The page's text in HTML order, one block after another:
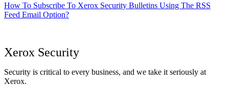
How To Subscribe To Xerox Security Bulletins Using The RSS
Feed Email Option?
Xerox Security
Security is critical to every business, and we take it seriously at
Xerox.